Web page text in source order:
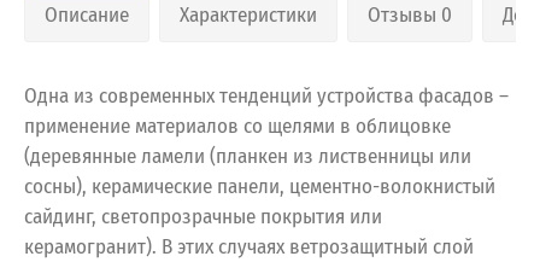
Описание Характеристики Отзывы 0
Одна из современных тенденций устройства фасадов –
применение материалов со щелями в облицовке
(деревянные ламели (планкен из лиственницы или
сосны), керамические панели, цементно-волокнистый
сайдинг, светопрозрачные покрытия или
керамогранит). В этих случаях ветрозащитный слой